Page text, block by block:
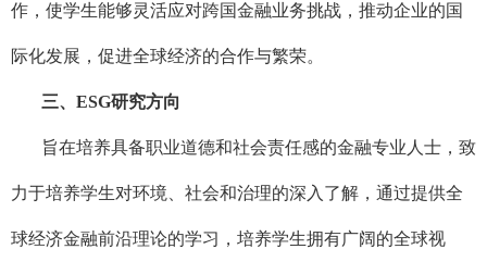
作，使学生能够灵活应对跨国金融业务挑战，推动企业的国
际化发展，促进全球经济的合作与繁荣。
三、ESG研究方向
旨在培养具备职业道德和社会责任感的金融专业人士，致
力于培养学生对环境、社会和治理的深入了解，通过提供全
球经济金融前沿理论的学习，培养学生拥有广阔的全球视